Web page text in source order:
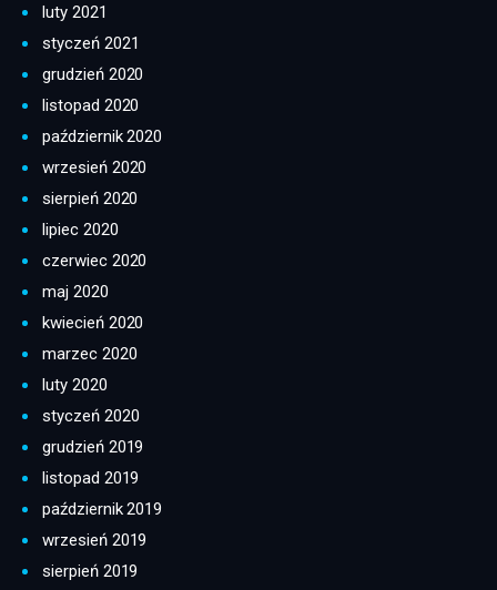
luty 2021
styczeń 2021
grudzień 2020
listopad 2020
październik 2020
wrzesień 2020
sierpień 2020
lipiec 2020
czerwiec 2020
maj 2020
kwiecień 2020
marzec 2020
luty 2020
styczeń 2020
grudzień 2019
listopad 2019
październik 2019
wrzesień 2019
sierpień 2019